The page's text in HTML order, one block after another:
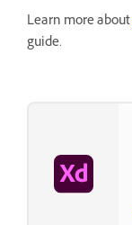
Learn more about
guide.